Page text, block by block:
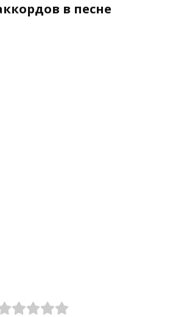
в песне